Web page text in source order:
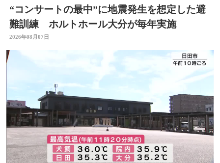
“コンサートの最中”に地震発生を想定した避
難訓練 ホルトホール大分が毎年実施
2026年08月07日